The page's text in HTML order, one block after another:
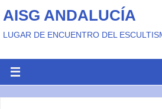
AISG ANDALUCÍA
LUGAR DE ENCUENTRO DEL